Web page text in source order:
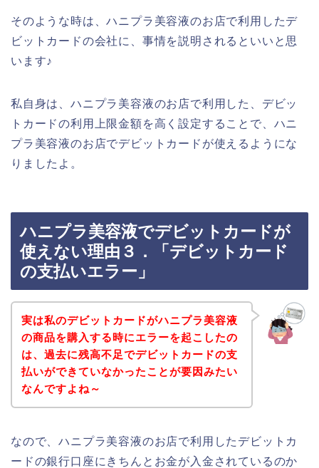
そのような時は、ハニプラ美容液のお店で利用したデ
ビットカードの会社に、事情を説明されるといいと思
います♪
私自身は、ハニプラ美容液のお店で利用した、デビッ
トカードの利用上限金額を高く設定することで、ハニ
プラ美容液のお店でデビットカードが使えるようにな
りましたよ。
ハニプラ美容液でデビットカードが
使えない理由３．「デビットカード
の支払いエラー」
実は私のデビットカードがハニプラ美容液
の商品を購入する時にエラーを起こしたの
は、過去に残高不足でデビットカードの支
払いができていなかったことが要因みたい
なんですよね～
なので、ハニプラ美容液のお店で利用したデビットカ
ードの銀行口座にきちんとお金が入金されているのか